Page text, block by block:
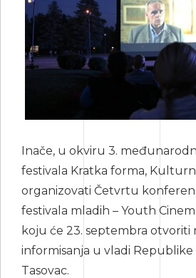
Inače, u okviru 3.
festivala Kratka forma,
organizovati Četvrtu
festivala mladih – Youth
koju će 23. septembra
informisanja u vladi Republike
Tasovac.